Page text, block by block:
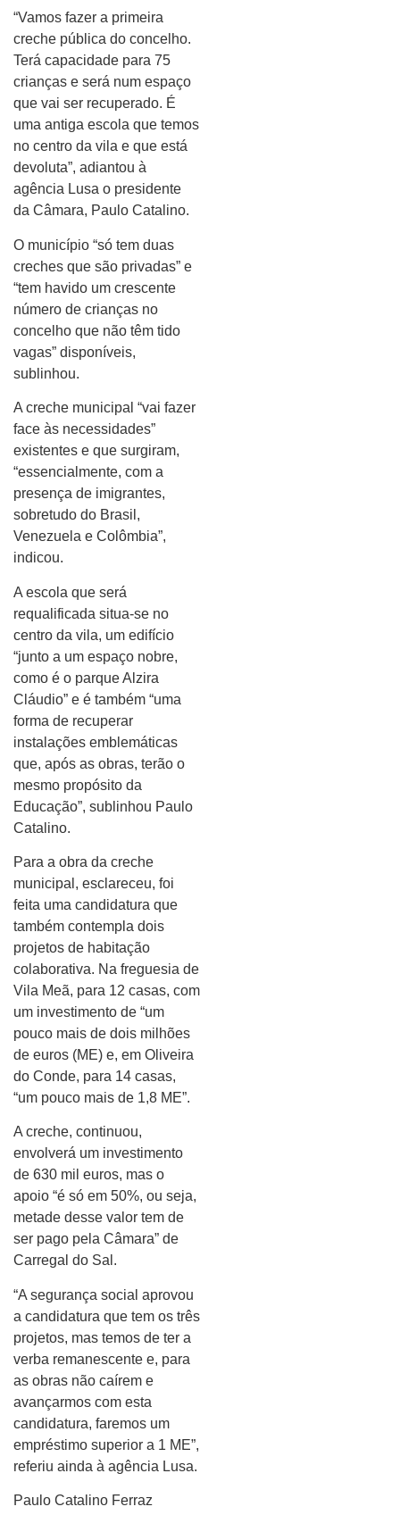
“Vamos fazer a primeira
creche pública do concelho.
Terá capacidade para 75
crianças e será num espaço
que vai ser recuperado. É
uma antiga escola que temos
no centro da vila e que está
devoluta”, adiantou à
agência Lusa o presidente
da Câmara, Paulo Catalino.
O município “só tem duas
creches que são privadas” e
“tem havido um crescente
número de crianças no
concelho que não têm tido
vagas” disponíveis,
sublinhou.
A creche municipal “vai fazer
face às necessidades”
existentes e que surgiram,
“essencialmente, com a
presença de imigrantes,
sobretudo do Brasil,
Venezuela e Colômbia”,
indicou.
A escola que será
requalificada situa-se no
centro da vila, um edifício
“junto a um espaço nobre,
como é o parque Alzira
Cláudio” e é também “uma
forma de recuperar
instalações emblemáticas
que, após as obras, terão o
mesmo propósito da
Educação”, sublinhou Paulo
Catalino.
Para a obra da creche
municipal, esclareceu, foi
feita uma candidatura que
também contempla dois
projetos de habitação
colaborativa. Na freguesia de
Vila Meã, para 12 casas, com
um investimento de “um
pouco mais de dois milhões
de euros (ME) e, em Oliveira
do Conde, para 14 casas,
“um pouco mais de 1,8 ME”.
A creche, continuou,
envolverá um investimento
de 630 mil euros, mas o
apoio “é só em 50%, ou seja,
metade desse valor tem de
ser pago pela Câmara” de
Carregal do Sal.
“A segurança social aprovou
a candidatura que tem os três
projetos, mas temos de ter a
verba remanescente e, para
as obras não caírem e
avançarmos com esta
candidatura, faremos um
empréstimo superior a 1 ME”,
referiu ainda à agência Lusa.
Paulo Catalino Ferraz